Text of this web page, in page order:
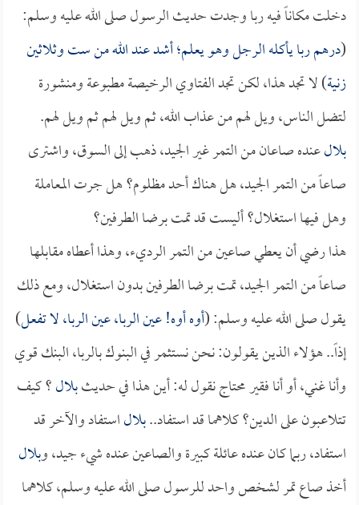
دخلت مكاناً فيه ربا وجدت حديث الرسول صلى الله عليه وسلم:
(درهم ربا يأكله الرجل وهو يعلم؛ أشد عند الله من ست وثلاثين
زنية) لا تجد هذا، لكن تجد الفتاوي الرخيصة مطبوعة ومنشورة
لتضل الناس، ويل لهم من عذاب الله، ثم ويل لهم ثم ويل لهم.
بلالعنده صاعان من التمر غير الجيد، ذهب إلى السوق، واشترى
صاعاً من التمر الجيد، هل هناك أحد مظلوم؟ هل جرت المعاملة
وهل فيها استغلال؟ أليست قد تمت برضا الطرفين؟
هذا رضي أن يعطي صاعين من التمر الرديء، وهذا أعطاه مقابلها
صاعاً من التمر الجيد، تمت برضا الطرفين بدون استغلال، ومع ذلك
يقول صلى الله عليه وسلم: (أوه أوه! عين الربا، عين الربا، لا تفعل)
إذاً.. هؤلاء الذين يقولون: نحن نستثمر في البنوك بالربا، البنك قوي
وأنا غني، أو أنا فقير محتاج نقول له: أين هذا في حديثبلال؟ كيف
تتلاعبون على الدين؟ كلاهما قد استفاد..بلالاستفاد والآخر قد
استفاد، ربما كان عنده عائلة كبيرة والصاعين عنده شيء جيد، وبلال
أخذ صاع تمر لشخص واحد للرسول صلى الله عليه وسلم، كلاهما